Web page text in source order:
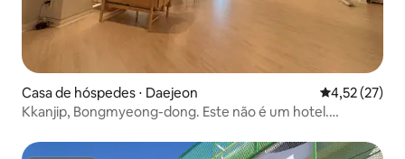
Casa de hóspedes ⋅ Daejeon 4,52 de uma
4,52 (27)
Kkanjip, Bongmyeong-dong. Este não é um hotel.
grandes.